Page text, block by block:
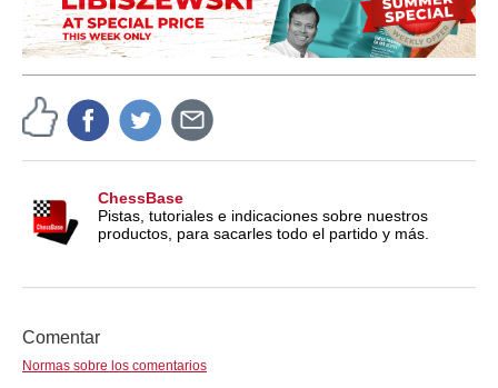
ChessBase
Pistas, tutoriales e indicaciones sobre nuestros
productos, para sacarles todo el partido y más.
Comentar
Normas sobre los comentarios